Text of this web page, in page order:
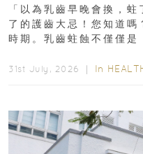
「以為乳齒早晚會換，
了的護齒大忌！您知道嗎
時期。乳齒蛀蝕不僅僅是
31st July, 2026 ｜ In